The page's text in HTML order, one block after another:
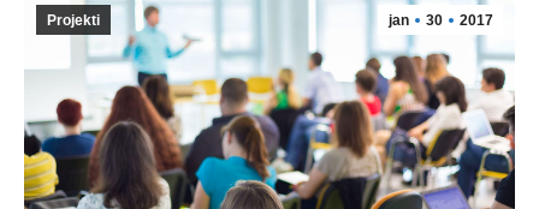
jan 30 2017
Projekti